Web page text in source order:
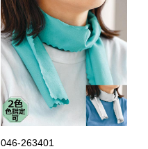
046-263401